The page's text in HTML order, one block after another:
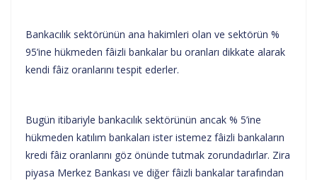
Bankacılık sektörünün ana hakimleri olan ve sektörün %
95’ine hükmeden fâizli bankalar bu oranları dikkate alarak
kendi fâiz oranlarını tespit ederler.
Bugün itibariyle bankacılık sektörünün ancak % 5’ine
hükmeden katılım bankaları ister istemez fâizli bankaların
kredi fâiz oranlarını göz önünde tutmak zorundadırlar. Zira
piyasa Merkez Bankası ve diğer fâizli bankalar tarafından